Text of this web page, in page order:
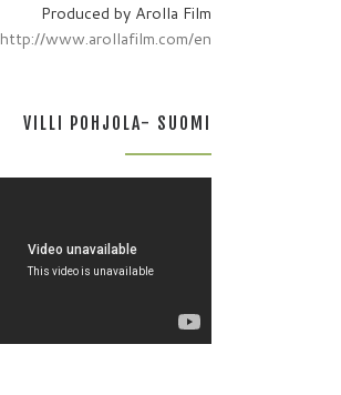
Produced by Arolla Film
http://www.arollafilm.com/en
VILLI POHJOLA- SUOMI